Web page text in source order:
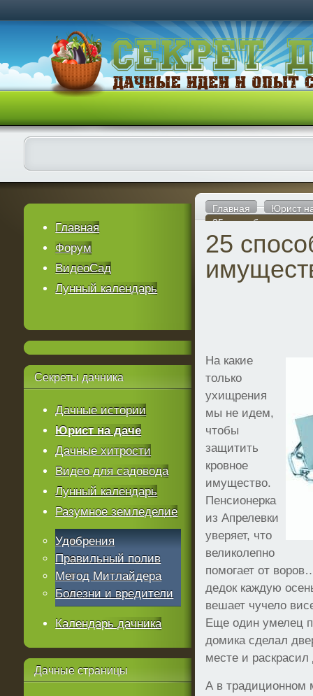
Главная
Юрист
25 способов защиты
25
На какие
только
ухищрения
мы не идем,
чтобы
защитить
кровное
имущество.
Пенсионерка
из Апрелевки
уверяет, что
великолепно
помогает от
дедок каждую
вешает чучело
Еще один умелец
домика сделал
месте и
А в традиционном
Главная
Форум
ВидеоСад
Лунный календарь
Секреты дачника
Дачные истории
Юрист на даче
Дачные хитрости
Видео для садовода
Лунный календарь
Разумное земледелие
Удобрения
Правильный полив
Метод Митлайдера
Болезни и вредители
Календарь дачника
Дачные страницы